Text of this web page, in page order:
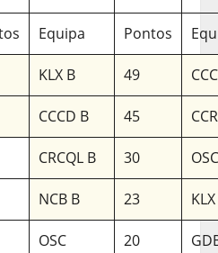
Equipa Pontos
KLX B 49
CCCD B 45
CRCQL B 30
NCB B 23
OSC 20